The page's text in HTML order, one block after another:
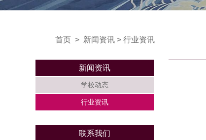
首页 > 新闻资讯 > 行业资讯
新闻资讯
学校动态
行业资讯
联系我们